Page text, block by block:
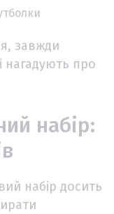
завжди
про
набір:
набір досить